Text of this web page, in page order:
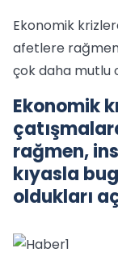
Ekonomik
afetlere rağmen,
çok daha mutlu
Ekonomik
rağmen,
kıyasla
oldukları